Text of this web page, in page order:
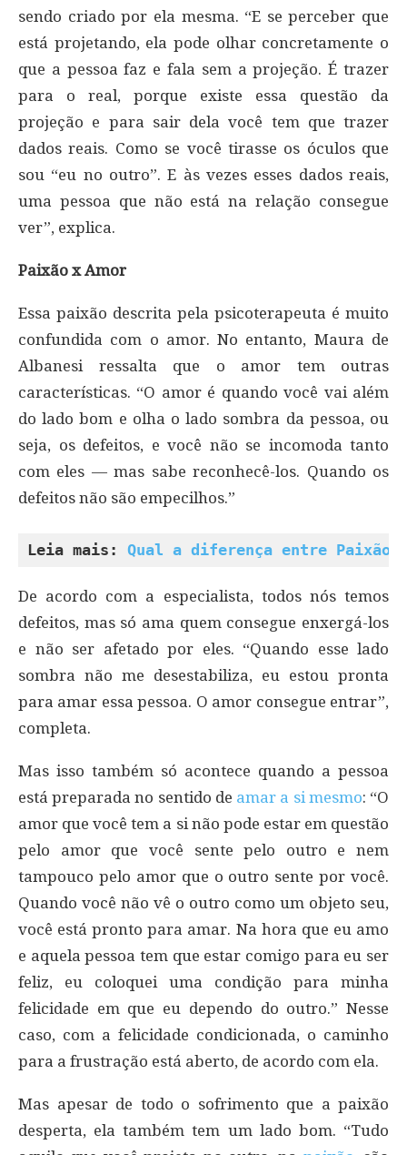
sendo criado por ela mesma. “E se perceber que
está projetando, ela pode olhar concretamente o
que a pessoa faz e fala sem a projeção. É trazer
para o real, porque existe essa questão da
projeção e para sair dela você tem que trazer
dados reais. Como se você tirasse os óculos que
sou “eu no outro”. E às vezes esses dados reais,
uma pessoa que não está na relação consegue
ver”, explica.
Paixão x Amor
Essa paixão descrita pela psicoterapeuta é muito
confundida com o amor. No entanto, Maura de
Albanesi ressalta que o amor tem outras
características. “O amor é quando você vai além
do lado bom e olha o lado sombra da pessoa, ou
seja, os defeitos, e você não se incomoda tanto
com eles — mas sabe reconhecê-los. Quando os
defeitos não são empecilhos.”
Leia mais: Qual a diferença entre Paixão e
De acordo com a especialista, todos nós temos
defeitos, mas só ama quem consegue enxergá-los
e não ser afetado por eles. “Quando esse lado
sombra não me desestabiliza, eu estou pronta
para amar essa pessoa. O amor consegue entrar”,
completa.
Mas isso também só acontece quando a pessoa
está preparada no sentido de amar a si mesmo: “O
amor que você tem a si não pode estar em questão
pelo amor que você sente pelo outro e nem
tampouco pelo amor que o outro sente por você.
Quando você não vê o outro como um objeto seu,
você está pronto para amar. Na hora que eu amo
e aquela pessoa tem que estar comigo para eu ser
feliz, eu coloquei uma condição para minha
felicidade em que eu dependo do outro.” Nesse
caso, com a felicidade condicionada, o caminho
para a frustração está aberto, de acordo com ela.
Mas apesar de todo o sofrimento que a paixão
desperta, ela também tem um lado bom. “Tudo